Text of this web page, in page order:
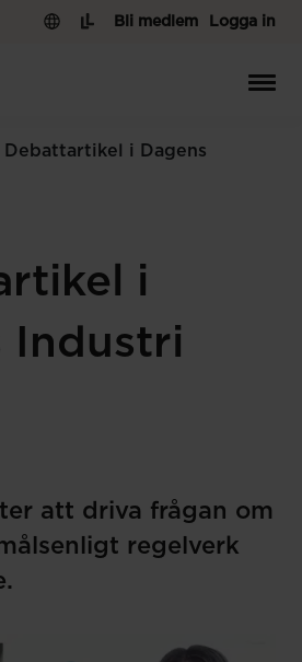
Logga in
Bli medlem
Debattartikel i Dagens
i
Industri
att driva frågan om
regelverk